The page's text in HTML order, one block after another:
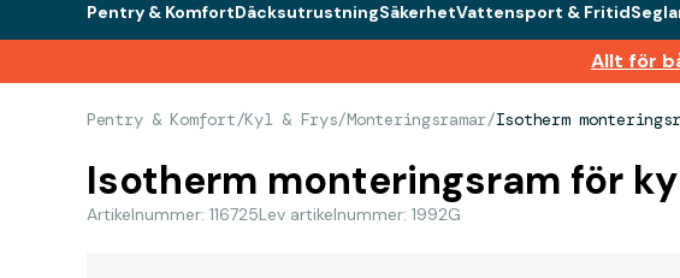
Pentry & KomfortDäcksutrustningSäkerhetVattensport & Fritid
Allt för
Pentry & Komfort/Kyl & Frys/Monteringsramar/Isotherm
Isotherm monteringsram för
Artikelnummer: 116725Lev artikelnummer: 1992G